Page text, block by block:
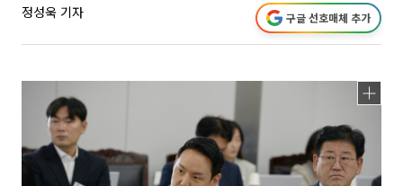
정성욱 기자 구글 선호매체 추가